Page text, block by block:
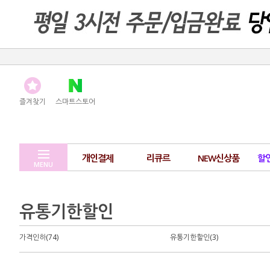
즐겨찾기 스마트스토어
MENU
개인결제 리큐르 NEW신상품 할
유통기한할인
가격인하(74) 유통기한할인(3)